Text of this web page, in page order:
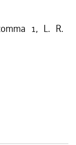
1, L. R.